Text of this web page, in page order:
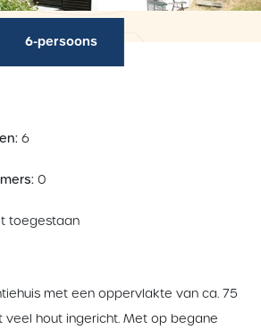
6-persoons
6
0
toegestaan
met een oppervlakte van ca. 75
veel hout ingericht. Met op begane